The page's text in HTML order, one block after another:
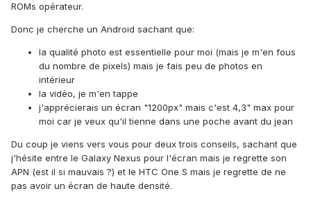
ROMs opérateur.
Donc je cherche un Android sachant que:
la qualité photo est essentielle pour moi (mais je m'en fous
du nombre de pixels) mais je fais peu de photos en
intérieur
la vidéo, je m'en tappe
j'apprécierais un écran "1200px" mais c'est 4,3" max pour
moi car je veux qu'il tienne dans une poche avant du jean
Du coup je viens vers vous pour deux trois conseils, sachant que
j'hésite entre le Galaxy Nexus pour l'écran mais je regrette son
APN (est il si mauvais ?) et le HTC One S mais je regrette de ne
pas avoir un écran de haute densité.